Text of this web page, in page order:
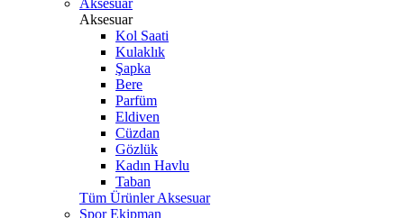
Aksesuar
Aksesuar
Kol Saati
Kulaklık
Şapka
Bere
Parfüm
Eldiven
Cüzdan
Gözlük
Kadın Havlu
Taban
Tüm Ürünler Aksesuar
Spor Ekipman